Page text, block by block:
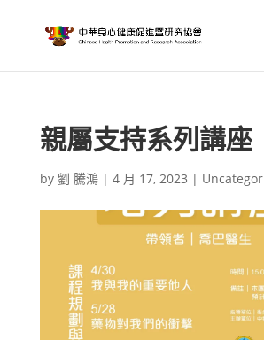
親屬支持系列講座
by 劉 騰鴻| 4 月 17, 2023 |